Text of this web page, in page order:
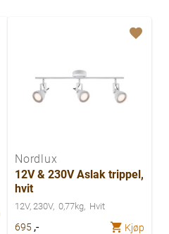
Nordlux
12V & 230V Aslak trippel,
hvit
12V, 230V 0,77kg Hvit
695 ,- Kjøp